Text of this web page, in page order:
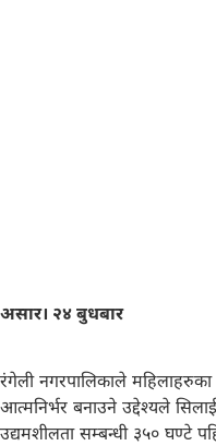
असार। २४ बुधबार
रंगेली नगरपालिकाले
आत्मनिर्भर बनाउने उद्देश्यले
उद्यमशीलता सम्बन्धी ३५० घण्टे